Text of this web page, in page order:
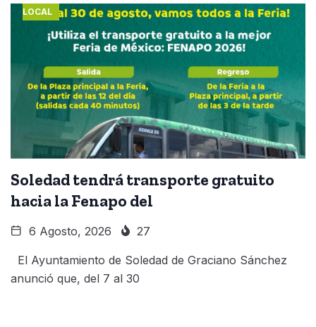
LOCAL
Soledad tendrá transporte gratuito
hacia la Fenapo del
6 Agosto, 2026 27
El Ayuntamiento de Soledad de Graciano Sánchez
anunció que, del 7 al 30